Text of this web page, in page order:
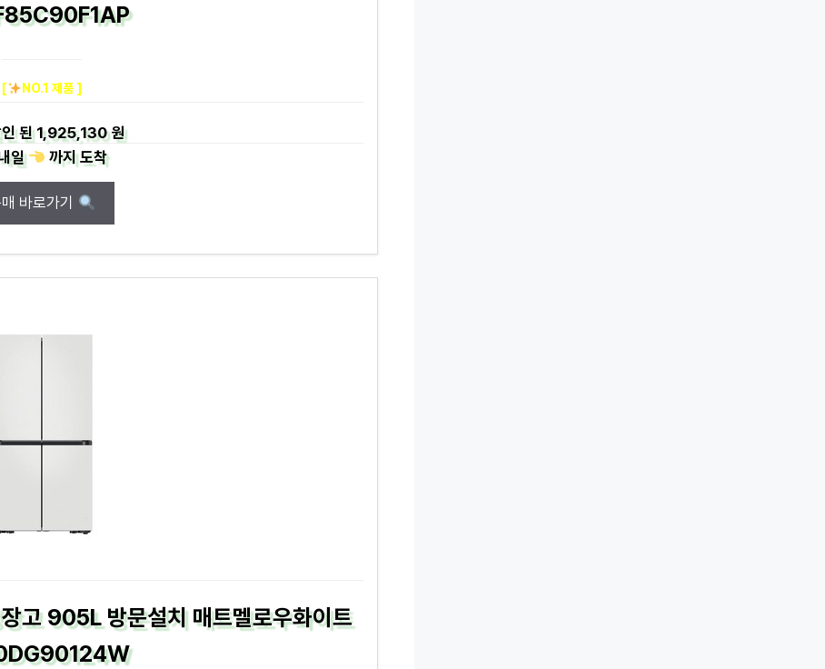
[ NO.1 제품 ]
된1,925,130 원
일
까지도착
바로가기
고 905L 방문설치 매트멜로우화이트